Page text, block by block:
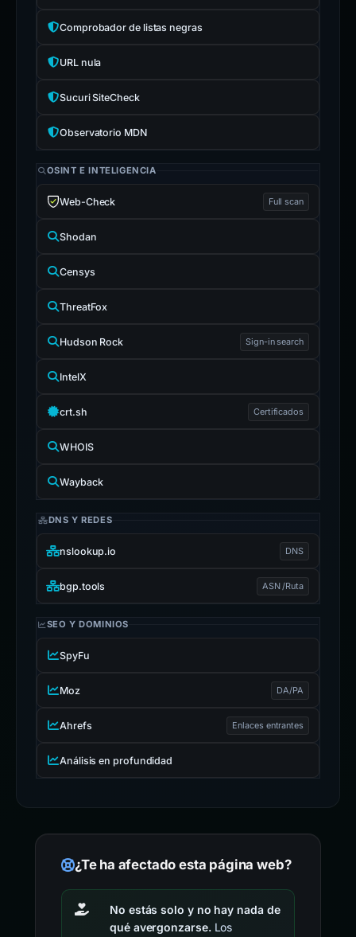
Comprobador de listas negras
URL nula
Sucuri SiteCheck
Observatorio MDN
OSINT E INTELIGENCIA
Web-Check Full scan
Shodan
Censys
ThreatFox
Hudson Rock Sign-in search
IntelX
crt.sh Certificados
WHOIS
Wayback
DNS Y REDES
nslookup.io DNS
bgp.tools ASN /Ruta
SEO Y DOMINIOS
SpyFu
Moz DA/PA
Ahrefs Enlaces entrantes
Análisis en profundidad
¿Te ha afectado esta página web?
No estás solo y no hay nada de
qué avergonzarse.Los